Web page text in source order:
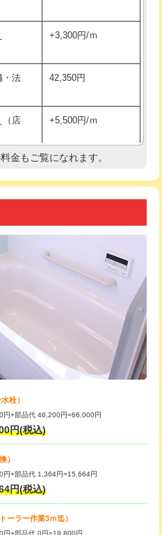
+3,300円/ｍ
・法
42,350円
（店
+5,500円/ｍ
現地調査
33,000円
8,800円
・修
作業）
掃・修
業）
22,000円
掃・修
作業）
33,000円
33,000円
金もご覧になれます。
栓）
円+部品代 46,200円=66,000円
円(税込)
）
円+部品代 1,364円=15,664円
円(税込)
ーラー作業3ｍ迄）
円+部品代 0円=19,800円